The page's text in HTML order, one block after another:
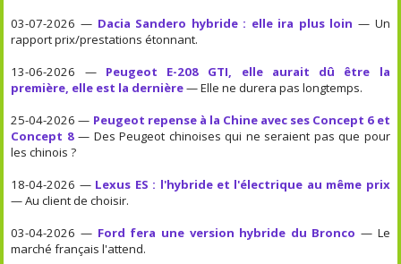
03-07-2026 — Dacia Sandero hybride : elle ira plus loin — Un
rapport prix/prestations étonnant.
13-06-2026 — Peugeot E-208 GTI, elle aurait dû être la
première, elle est la dernière— Elle ne durera pas longtemps.
25-04-2026 — Peugeot repense à la Chine avec ses Concept 6 et
Concept 8— Des Peugeot chinoises qui ne seraient pas que pour
les chinois ?
18-04-2026 — Lexus ES : l'hybride et l'électrique au même prix
— Au client de choisir.
03-04-2026 — Ford fera une version hybride du Bronco — Le
marché français l'attend.